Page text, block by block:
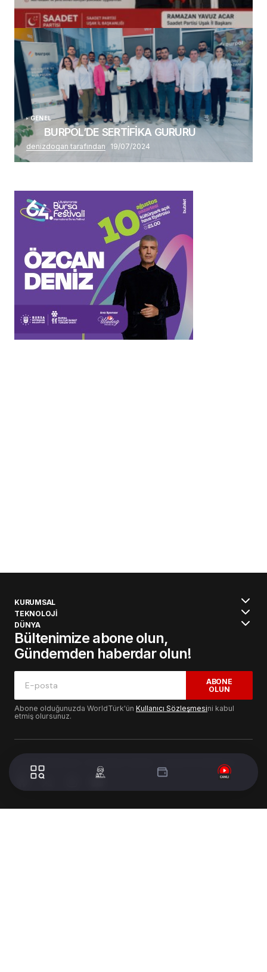
(başlıksız)
Alaattin Karahan tarafından 14/07/2026
GENEL
BURPOL’DE SERTİFİKA GURURU
denizdogan tarafından 19/07/2024
KURUMSAL
TEKNOLOJİ
DÜNYA
Bültenimize abone olun,
Gündemden haberdar olun!
ABONE
OLUN
Abone olduğunuzda WorldTürk'ün Kullanıcı Sözleşmesini kabul
etmiş olursunuz.
© 2024 WorldTurk. Tüm Hakları Saklıdır. - Tasarım & Geliştirme :
Volion's